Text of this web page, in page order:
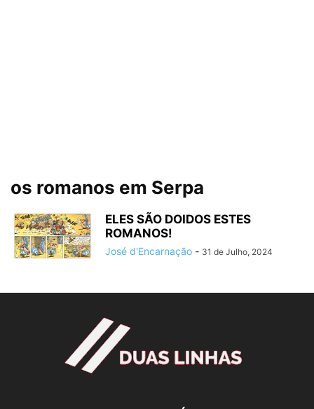
os romanos em Serpa
ELES SÃO DOIDOS ESTES
ROMANOS!
José d'Encarnação - 31 de Julho, 2024